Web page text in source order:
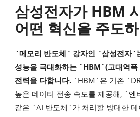
삼성전자가 HBM
어떤 혁신을 주도
`메모리 반도체` 강자인 `삼성전자`
성능을 극대화하는 `HBM`(고대역폭
전력을 다합니다. `HBM`은 기존
높은 데이터 전송 속도를 제공해, `
같은 `AI 반도체`가 처리할 방대한 데